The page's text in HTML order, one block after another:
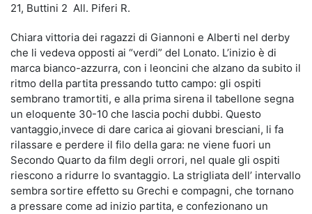
21, Buttini 2 All. Piferi R.
Chiara vittoria dei ragazzi di Giannoni e Alberti nel derby
che li vedeva opposti ai “verdi” del Lonato. L’inizio è di
marca bianco-azzurra, con i leoncini che alzano da subito il
ritmo della partita pressando tutto campo: gli ospiti
sembrano tramortiti, e alla prima sirena il tabellone segna
un eloquente 30-10 che lascia pochi dubbi. Questo
vantaggio,invece di dare carica ai giovani bresciani, li fa
rilassare e perdere il filo della gara: ne viene fuori un
Secondo Quarto da film degli orrori, nel quale gli ospiti
riescono a ridurre lo svantaggio. La strigliata dell’ intervallo
sembra sortire effetto su Grechi e compagni, che tornano
a pressare come ad inizio partita, e confezionano un